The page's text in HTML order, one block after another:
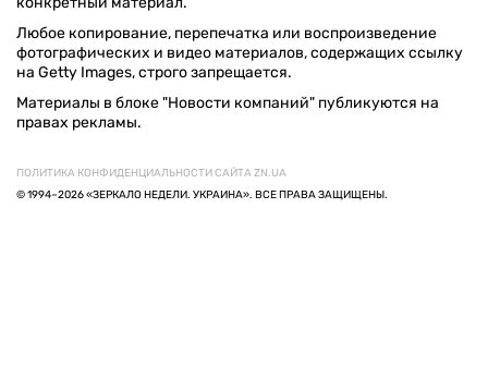
Любое копирование, перепечатка или воспроизведение
фотографических и видео материалов, содержащих ссылку
на Getty Images, строго запрещается.
Материалы в блоке "Новости компаний" публикуются на
правах рекламы.
ПОЛИТИКА КОНФИДЕНЦИАЛЬНОСТИ САЙТА ZN.UA
© 1994–2026 «ЗЕРКАЛО НЕДЕЛИ. УКРАИНА». ВСЕ ПРАВА ЗАЩИЩЕНЫ.